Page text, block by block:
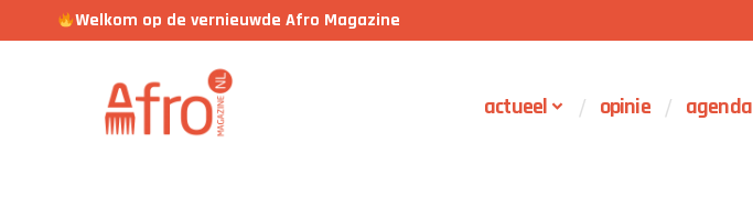
Welkom op de vernieuwde Afro Magazine
actueel opinie agenda